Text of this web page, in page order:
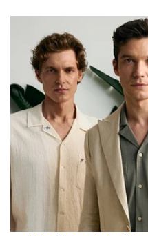
2026 Erkek Yaz